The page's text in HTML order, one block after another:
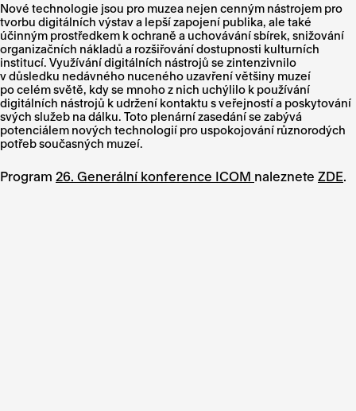
Nové technologie jsou pro muzea nejen cenným nástrojem pro
tvorbu digitálních výstav a lepší zapojení publika, ale také
účinným prostředkem k ochraně a uchovávání sbírek, snižování
organizačních nákladů a rozšiřování dostupnosti kulturních
institucí. Využívání digitálních nástrojů se zintenzivnilo
v důsledku nedávného nuceného uzavření většiny muzeí
po celém světě, kdy se mnoho z nich uchýlilo k používání
digitálních nástrojů k udržení kontaktu s veřejností a poskytování
svých služeb na dálku. Toto plenární zasedání se zabývá
potenciálem nových technologií pro uspokojování různorodých
potřeb současných muzeí.
Program 26. Generální konference ICOM naleznete ZDE